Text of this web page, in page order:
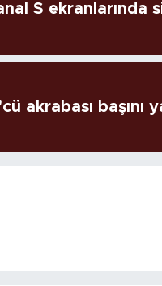
S ekranlarında
akrabası başını